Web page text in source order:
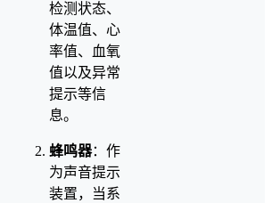
检测状态、
体温值、心
率值、血氧
值以及异常
提示等信
息。
蜂鸣器：作
为声音提示
装置，当系